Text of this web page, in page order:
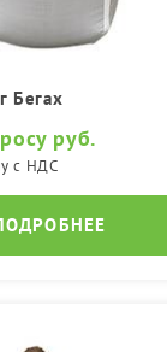
Бегах
руб.
с НДС